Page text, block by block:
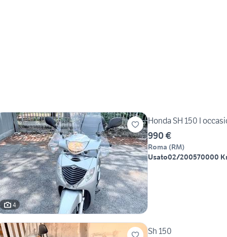
4
Honda SH 150 I
990 €
Roma (RM)
Usato02/200570000
Sh 150